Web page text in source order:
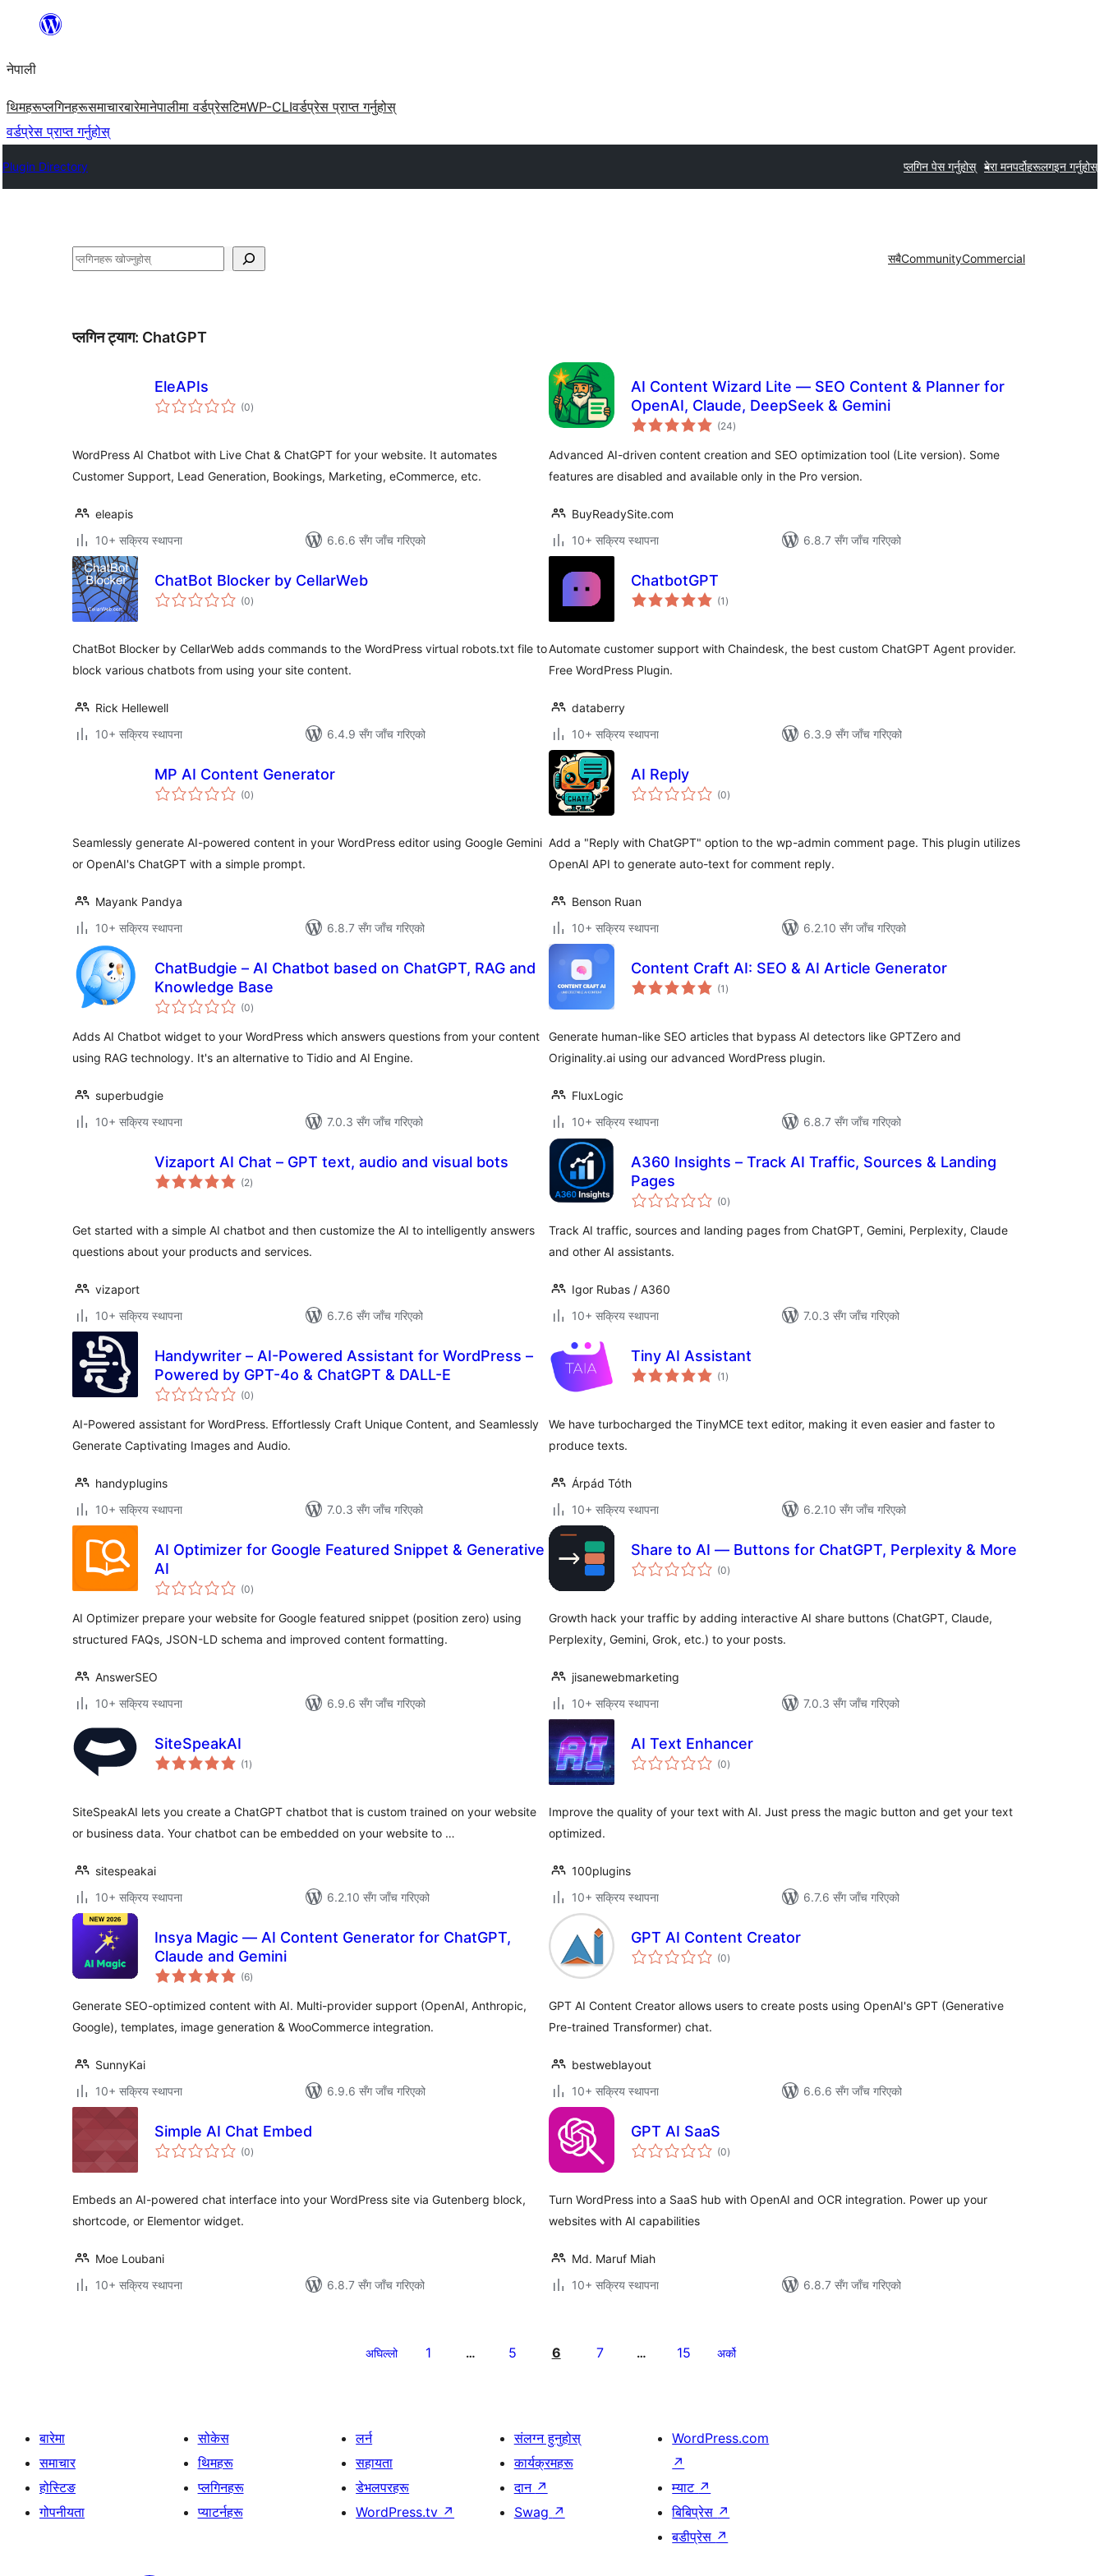
सामग्रीमा
नेपाली
थिमहरूप्लगिनहरूसमाचारबारेमानेपालीमा वर्डप्रेसटिमWP-CLIवर्डप्रेस प्राप्त गर्नुहोस्
वर्डप्रेस प्राप्त गर्नुहोस्
Plugin Directory प्लगिन पेस गर्नुहोस् मेरा मनपर्दोहरूलगइन गर्नुहोस्
खोज्नुहोस् सबैCommunityCommercial
प्लगिन ट्याग: ChatGPT
EleAPIs
(0कुल
रेटिङ्गहरू
)
WordPress AI Chatbot with Live Chat & ChatGPT for your website. It automates
Customer Support, Lead Generation, Bookings, Marketing, eCommerce, etc.
eleapis
10+ सक्रिय स्थापना
6.6.6 सँग जाँच गरिएको
AI Content Wizard Lite — SEO Content & Planner for
OpenAI, Claude, DeepSeek & Gemini
(24कुल
रेटिङ्गहरू
)
Advanced AI-driven content creation and SEO optimization tool (Lite version). Some
features are disabled and available only in the Pro version.
BuyReadySite.com
10+ सक्रिय स्थापना
6.8.7 सँग जाँच गरिएको
ChatBot Blocker by CellarWeb
(0कुल
रेटिङ्गहरू
)
ChatBot Blocker by CellarWeb adds commands to the WordPress virtual robots.txt file to
block various chatbots from using your site content.
Rick Hellewell
10+ सक्रिय स्थापना
6.4.9 सँग जाँच गरिएको
ChatbotGPT
(1 कुल
रेटिङ्गहरू
)
Automate customer support with Chaindesk, the best custom ChatGPT Agent provider.
Free WordPress Plugin.
databerry
10+ सक्रिय स्थापना
6.3.9 सँग जाँच गरिएको
MP AI Content Generator
(0कुल
रेटिङ्गहरू
)
Seamlessly generate AI-powered content in your WordPress editor using Google Gemini
or OpenAI's ChatGPT with a simple prompt.
Mayank Pandya
10+ सक्रिय स्थापना
6.8.7 सँग जाँच गरिएको
AI Reply
(0कुल
रेटिङ्गहरू
)
Add a "Reply with ChatGPT" option to the wp-admin comment page. This plugin utilizes
OpenAI API to generate auto-text for comment reply.
Benson Ruan
10+ सक्रिय स्थापना
6.2.10 सँग जाँच गरिएको
ChatBudgie – AI Chatbot based on ChatGPT, RAG and
Knowledge Base
(0कुल
रेटिङ्गहरू
)
Adds AI Chatbot widget to your WordPress which answers questions from your content
using RAG technology. It's an alternative to Tidio and AI Engine.
superbudgie
10+ सक्रिय स्थापना
7.0.3 सँग जाँच गरिएको
Content Craft AI: SEO & AI Article Generator
(1 कुल
रेटिङ्गहरू
)
Generate human-like SEO articles that bypass AI detectors like GPTZero and
Originality.ai using our advanced WordPress plugin.
FluxLogic
10+ सक्रिय स्थापना
6.8.7 सँग जाँच गरिएको
Vizaport AI Chat – GPT text, audio and visual bots
(2कुल
रेटिङ्गहरू
)
Get started with a simple AI chatbot and then customize the AI to intelligently answers
questions about your products and services.
vizaport
10+ सक्रिय स्थापना
6.7.6 सँग जाँच गरिएको
A360 Insights – Track AI Traffic, Sources & Landing
Pages
(0कुल
रेटिङ्गहरू
)
Track AI traffic, sources and landing pages from ChatGPT, Gemini, Perplexity, Claude
and other AI assistants.
Igor Rubas / A360
10+ सक्रिय स्थापना
7.0.3 सँग जाँच गरिएको
Handywriter – AI-Powered Assistant for WordPress –
Powered by GPT-4o & ChatGPT & DALL-E
(0कुल
रेटिङ्गहरू
)
AI-Powered assistant for WordPress. Effortlessly Craft Unique Content, and Seamlessly
Generate Captivating Images and Audio.
handyplugins
10+ सक्रिय स्थापना
7.0.3 सँग जाँच गरिएको
Tiny AI Assistant
(1 कुल
रेटिङ्गहरू
)
We have turbocharged the TinyMCE text editor, making it even easier and faster to
produce texts.
Árpád Tóth
10+ सक्रिय स्थापना
6.2.10 सँग जाँच गरिएको
AI Optimizer for Google Featured Snippet & Generative
AI
(0कुल
रेटिङ्गहरू
)
AI Optimizer prepare your website for Google featured snippet (position zero) using
structured FAQs, JSON-LD schema and improved content formatting.
AnswerSEO
10+ सक्रिय स्थापना
6.9.6 सँग जाँच गरिएको
Share to AI — Buttons for ChatGPT, Perplexity & More
(0कुल
रेटिङ्गहरू
)
Growth hack your traffic by adding interactive AI share buttons (ChatGPT, Claude,
Perplexity, Gemini, Grok, etc.) to your posts.
jisanewebmarketing
10+ सक्रिय स्थापना
7.0.3 सँग जाँच गरिएको
SiteSpeakAI
(1 कुल
रेटिङ्गहरू
)
SiteSpeakAI lets you create a ChatGPT chatbot that is custom trained on your website
or business data. Your chatbot can be embedded on your website to …
sitespeakai
10+ सक्रिय स्थापना
6.2.10 सँग जाँच गरिएको
AI Text Enhancer
(0कुल
रेटिङ्गहरू
)
Improve the quality of your text with AI. Just press the magic button and get your text
optimized.
100plugins
10+ सक्रिय स्थापना
6.7.6 सँग जाँच गरिएको
Insya Magic — AI Content Generator for ChatGPT,
Claude and Gemini
(6कुल
रेटिङ्गहरू
)
Generate SEO-optimized content with AI. Multi-provider support (OpenAI, Anthropic,
Google), templates, image generation & WooCommerce integration.
SunnyKai
10+ सक्रिय स्थापना
6.9.6 सँग जाँच गरिएको
GPT AI Content Creator
(0कुल
रेटिङ्गहरू
)
GPT AI Content Creator allows users to create posts using OpenAI's GPT (Generative
Pre-trained Transformer) chat.
bestweblayout
10+ सक्रिय स्थापना
6.6.6 सँग जाँच गरिएको
Simple AI Chat Embed
(0कुल
रेटिङ्गहरू
)
Embeds an AI-powered chat interface into your WordPress site via Gutenberg block,
shortcode, or Elementor widget.
Moe Loubani
10+ सक्रिय स्थापना
6.8.7 सँग जाँच गरिएको
GPT AI SaaS
(0कुल
रेटिङ्गहरू
)
Turn WordPress into a SaaS hub with OpenAI and OCR integration. Power up your
websites with AI capabilities
Md. Maruf Miah
10+ सक्रिय स्थापना
6.8.7 सँग जाँच गरिएको
अघिल्लो 1 … 5 6 7 … 15 अर्को
बारेमा
समाचार
होस्टिङ
गोपनीयता
सोकेस
थिमहरू
प्लगिनहरू
प्याटर्नहरू
लर्न
सहायता
डेभलपरहरू
WordPress.tv ↗
संलग्न हुनुहोस्
कार्यक्रमहरू
दान ↗
Swag ↗
WordPress.com
↗
म्याट ↗
बिबिप्रेस ↗
बडीप्रेस ↗